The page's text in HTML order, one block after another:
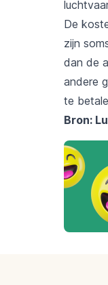
De
zijn
dan de
andere
te
Bron: